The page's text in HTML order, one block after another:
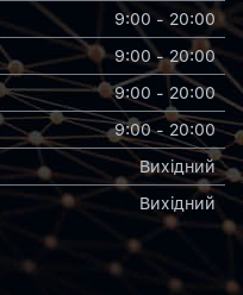
9:00 - 20:00
9:00 - 20:00
9:00 - 20:00
9:00 - 20:00
Вихiдний
Вихiдний